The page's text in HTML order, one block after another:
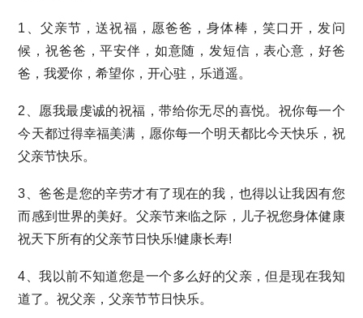
1、父亲节，送祝福，愿爸爸，身体棒，笑口开，发问
候，祝爸爸，平安伴，如意随，发短信，表心意，好爸
爸，我爱你，希望你，开心驻，乐逍遥。
2、愿我最虔诚的祝福，带给你无尽的喜悦。祝你每一个
今天都过得幸福美满，愿你每一个明天都比今天快乐，祝
父亲节快乐。
3、爸爸是您的辛劳才有了现在的我，也得以让我因有您
而感到世界的美好。父亲节来临之际，儿子祝您身体健康
祝天下所有的父亲节日快乐!健康长寿!
4、我以前不知道您是一个多么好的父亲，但是现在我知
道了。祝父亲，父亲节节日快乐。